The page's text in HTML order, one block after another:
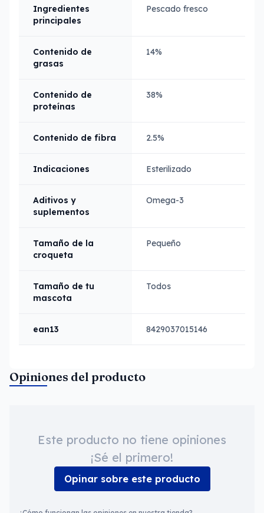
Ingredientes
principales
Pescado fresco
Contenido de
grasas
14%
Contenido de
proteínas
38%
Contenido de fibra 2.5%
Indicaciones Esterilizado
Aditivos y
suplementos
Omega-3
Tamaño de la
croqueta
Pequeño
Tamaño de tu
mascota
Todos
ean13 8429037015146
Opiniones del producto
Este producto no tiene opiniones
¡Sé el primero!
Opinar sobre este producto